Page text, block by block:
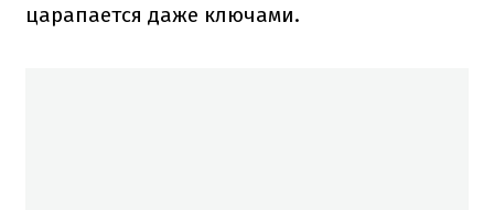
царапается даже ключами.